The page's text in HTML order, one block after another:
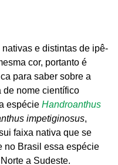
e distintas de ipê-
cor, portanto é
para saber sobre a
de nome científico
espécie Handroanthus
impetiginosus,
faixa nativa que se
no Brasil essa espécie
a Sudeste.